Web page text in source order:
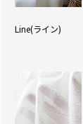
Line(ライン)